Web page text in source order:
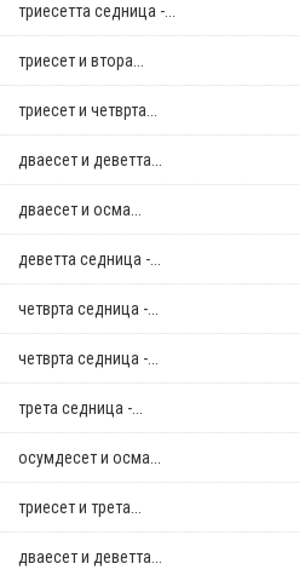
триесетта седница -...
триесет и втора...
триесет и четврта...
дваесет и деветта...
дваесет и осма...
деветта седница -...
четврта седница -...
четврта седница -...
трета седница -...
осумдесет и осма...
триесет и трета...
дваесет и деветта...